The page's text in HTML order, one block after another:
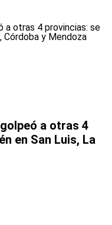
a otras 4
en San Luis, La